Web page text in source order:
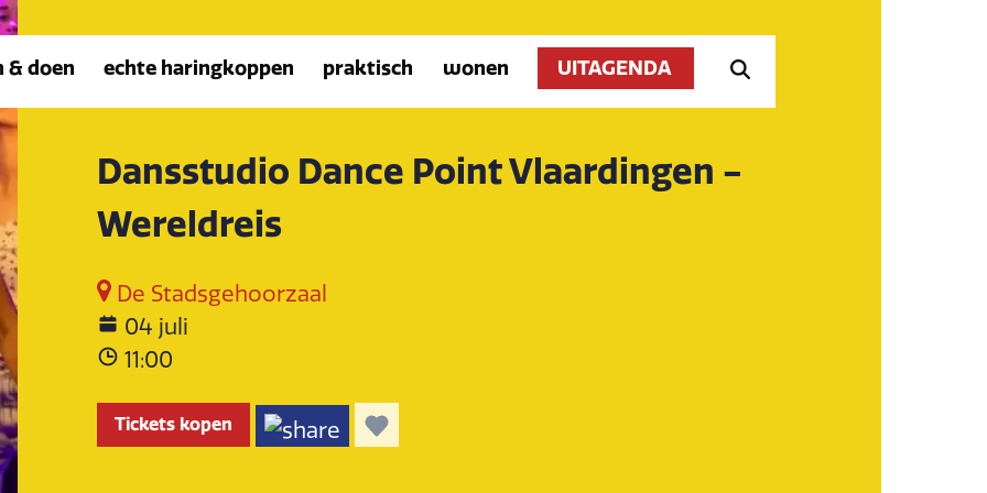
& doen echte haringkoppen praktisch wonen UITAGENDA
Dansstudio Dance Point Vlaardingen -
Wereldreis
De Stadsgehoorzaal
04 juli
11:00
Tickets kopen